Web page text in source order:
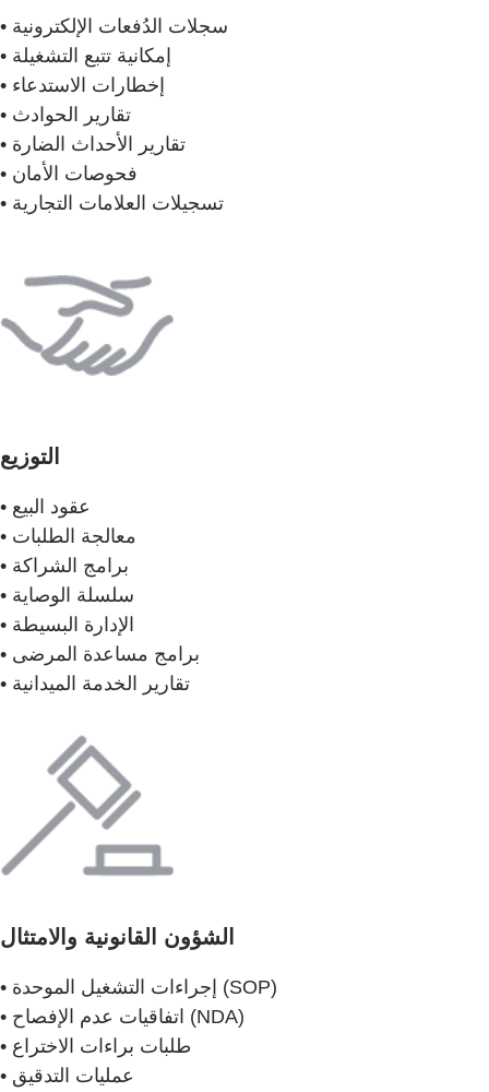
• سجلات الدُفعات الإلكترونية
• إمكانية تتبع التشغيلة
• إخطارات الاستدعاء
• تقارير الحوادث
• تقارير الأحداث الضارة
• فحوصات الأمان
• تسجيلات العلامات التجارية
التوزيع
• عقود البيع
• معالجة الطلبات
• برامج الشراكة
• سلسلة الوصاية
• الإدارة البسيطة
• برامج مساعدة المرضى
• تقارير الخدمة الميدانية
الشؤون القانونية والامتثال
• إجراءات التشغيل الموحدة (SOP)
• اتفاقيات عدم الإفصاح (NDA)
• طلبات براءات الاختراع
• عمليات التدقيق